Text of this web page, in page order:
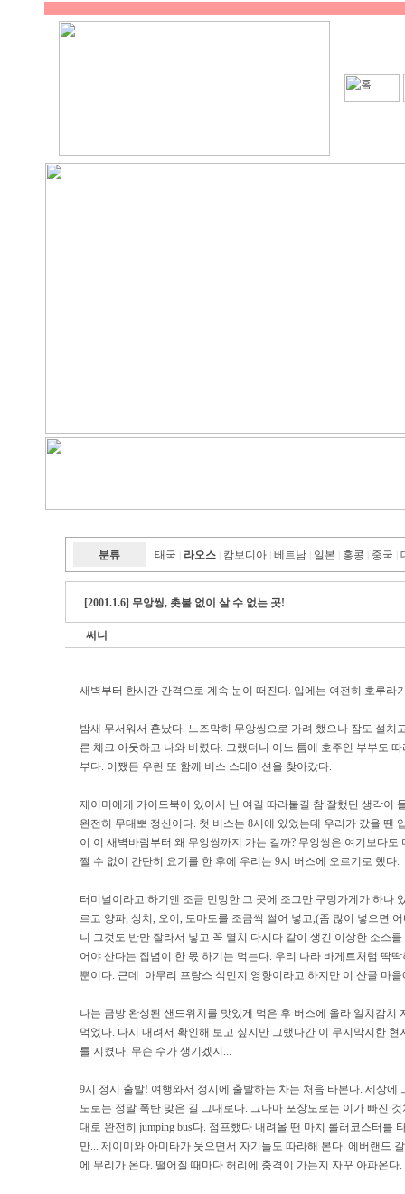
분류 태국 라오스 캄보디아 베트남 일본 홍콩 중국
[2001.1.6] 무앙씽, 촛불 없이 살 수 없는 곳!
써니
새벽부터 한시간 간격으로 계속 눈이 떠진다. 입에는 여전히 호루
밤새 무서워서 혼났다. 느즈막히 무앙씽으로 가려 했으나 잠도 설치
른 체크 아웃하고 나와 버렸다. 그랬더니 어느 틈에 호주인 부부도
부다. 어쨌든 우린 또 함께 버스 스테이션을 찾아갔다.
제이미에게 가이드북이 있어서 난 여길 따라붙길 참 잘했단 생각이
완전히 무대뽀 정신이다. 첫 버스는 8시에 있었는데 우리가 갔을 땐
이 이 새벽바람부터 왜 무앙씽까지 가는 걸까? 무앙씽은 여기보다
쩔 수 없이 간단히 요기를 한 후에 우리는 9시 버스에 오르기로 했다.
터미널이라고 하기엔 조금 민망한 그 곳에 조그만 구멍가게가 하나
르고 양파, 상치, 오이, 토마토를 조금씩 썰어 넣고,(좀 많이 넣으면
니 그것도 반만 잘라서 넣고 꼭 멸치 다시다 같이 생긴 이상한 소스
어야 산다는 집념이 한 몫 하기는 먹는다. 우리 나라 바게트처럼 딱
뿐이다. 근데 아무리 프랑스 식민지 영향이라고 하지만 이 산골 마
나는 금방 완성된 샌드위치를 맛있게 먹은 후 버스에 올라 일치감
먹었다. 다시 내려서 확인해 보고 싶지만 그랬다간 이 무지막지한
를 지켰다. 무슨 수가 생기겠지...
9시 정시 출발! 여행와서 정시에 출발하는 차는 처음 타본다. 세상
도로는 정말 폭탄 맞은 길 그대로다. 그나마 포장도로는 이가 빠진
대로 완전히 jumping bus다. 점프했다 내려올 땐 마치 롤러코스터를
만... 제이미와 아미타가 웃으면서 자기들도 따라해 본다. 에버랜드
에 무리가 온다. 떨어질 때마다 허리에 충격이 가는지 자꾸 아파온